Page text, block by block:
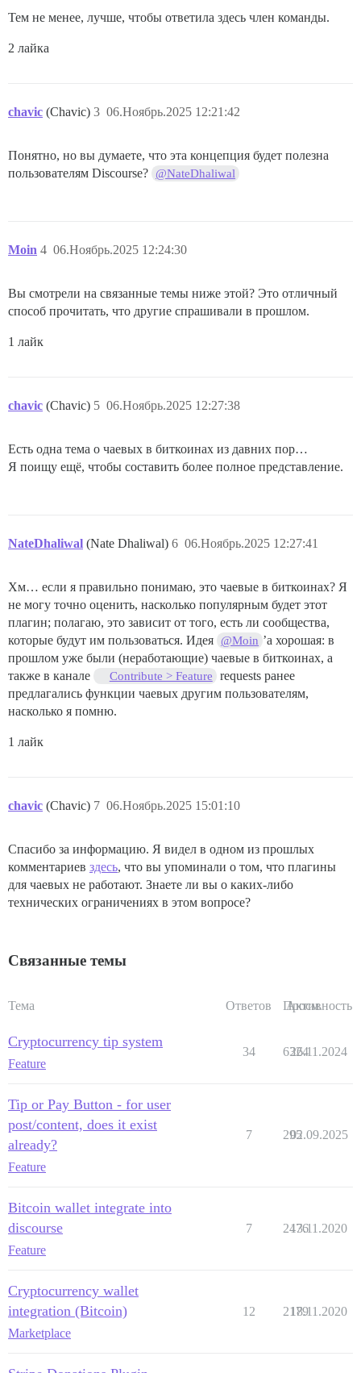
Тем не менее, лучше, чтобы ответила здесь член команды.
2 лайка
chavic (Chavic) 06.Ноябрь.2025 12:21:42
3
Понятно, но вы думаете, что эта концепция будет полезна
пользователям Discourse? @NateDhaliwal
Moin 06.Ноябрь.2025 12:24:30
4
Вы смотрели на связанные темы ниже этой? Это отличный
способ прочитать, что другие спрашивали в прошлом.
1 лайк
chavic (Chavic) 06.Ноябрь.2025 12:27:38
5
Есть одна тема о чаевых в биткоинах из давних пор…
Я поищу ещё, чтобы составить более полное представление.
NateDhaliwal (Nate Dhaliwal) 06.Ноябрь.2025 12:27:41
6
Хм… если я правильно понимаю, это чаевые в биткоинах? Я
не могу точно оценить, насколько популярным будет этот
плагин; полагаю, это зависит от того, есть ли сообщества,
которые будут им пользоваться. Идея @Moin ’а хорошая: в
прошлом уже были (неработающие) чаевые в биткоинах, а
также в канале
Contribute > Feature
requests ранее
предлагались функции чаевых другим пользователям,
насколько я помню.
1 лайк
chavic (Chavic) 06.Ноябрь.2025 15:01:10
7
Спасибо за информацию. Я видел в одном из прошлых
комментариев здесь, что вы упоминали о том, что плагины
для чаевых не работают. Знаете ли вы о каких-либо
технических ограничениях в этом вопросе?
Связанные темы
Тема Ответов Просм.
Активность
Cryptocurrency tip system
Feature
34 6324
26.11.2024
Tip or Pay Button - for user
post/content, does it exist
already?
Feature
7 295
02.09.2025
Bitcoin wallet integrate into
discourse
Feature
7 2476
13.11.2020
Cryptocurrency wallet
integration (Bitcoin)
Marketplace
12 2179
18.11.2020